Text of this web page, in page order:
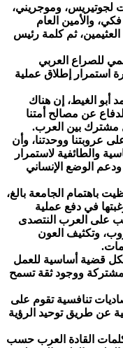
لجوتيريس، وموجريني،
والأمين العام
ثم كلمة رئيس
للصراع العربي
استمرار إطلاق عملية
أبو الغيط، إن هناك
عن مصالح أمتنا
مشترك بين العرب.
عروبتنا ووحدتنا، وأن
والطائفية لاستمرار
ودعم الوضع الإنساني
باهتمام الجامعة بالغ،
في دفع عملية
على العرب النتصدى
وتكثيف العون
قضية أساسية للعمل
ووجود ثقة تسمح
تنافسية تقوم على
عن طريق توحيد الرؤية
كلمات القادة العرب حسب